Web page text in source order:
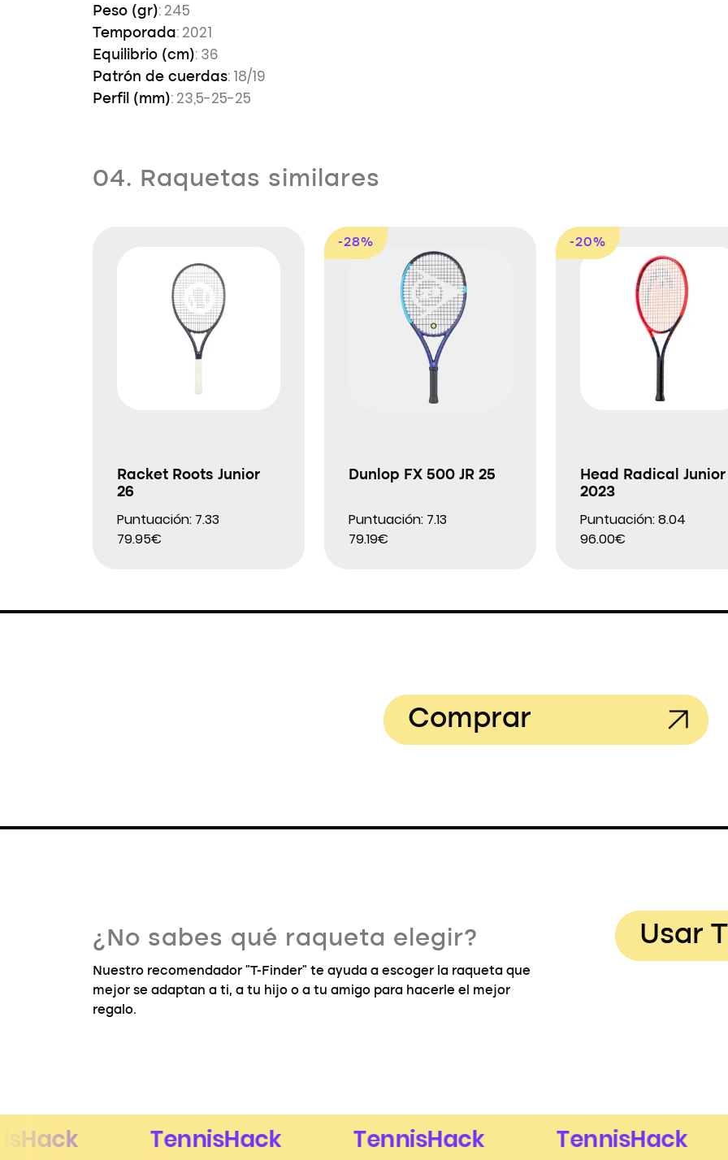
Peso (gr): 245
Temporada: 2021
Equilibrio (cm): 36
Patrón de cuerdas: 18/19
Perfil (mm): 23,5-25-25
04. Raquetas similares
Racket Roots Junior
26
Puntuación: 7.33
79.95€
-28%
Dunlop FX 500 JR 25
Puntuación: 7.13
79.19€
-20%
Head Radical Junior
2023
Puntuación: 8.04
96.00€
Comprar
¿No sabes qué raqueta elegir?
Nuestro recomendador "T-Finder" te ayuda a escoger la raqueta que
mejor se adaptan a ti, a tu hijo o a tu amigo para hacerle el mejor
regalo.
Usar